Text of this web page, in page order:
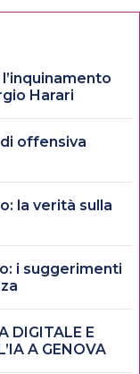
Harari
offensiva
la verità sulla
i suggerimenti
DIGITALE E
A GENOVA